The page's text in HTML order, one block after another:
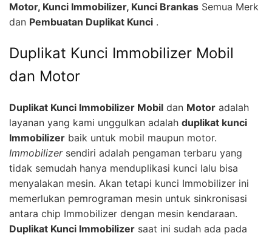
Motor, Kunci Immobilizer, Kunci Brankas Semua Merk
dan Pembuatan Duplikat Kunci .
Duplikat Kunci Immobilizer Mobil
dan Motor
Duplikat Kunci Immobilizer Mobil dan Motor adalah
layanan yang kami unggulkan adalah duplikat kunci
Immobilizer baik untuk mobil maupun motor.
Immobilizersendiri adalah pengaman terbaru yang
tidak semudah hanya menduplikasi kunci lalu bisa
menyalakan mesin. Akan tetapi kunci Immobilizer ini
memerlukan pemrograman mesin untuk sinkronisasi
antara chip Immobilizer dengan mesin kendaraan.
Duplikat Kunci Immobilizer saat ini sudah ada pada